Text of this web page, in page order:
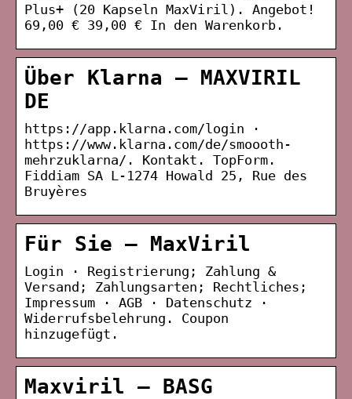
Plus+ (20 Kapseln MaxViril). Angebot!
69,00 € 39,00 € In den Warenkorb.
Über Klarna – MAXVIRIL
DE
https://app.klarna.com/login ·
https://www.klarna.com/de/smoooth-
mehrzuklarna/. Kontakt. TopForm.
Fiddiam SA L-1274 Howald 25, Rue des
Bruyères
Für Sie – MaxViril
Login · Registrierung; Zahlung &
Versand; Zahlungsarten; Rechtliches;
Impressum · AGB · Datenschutz ·
Widerrufsbelehrung. Coupon
hinzugefügt.
Maxviril – BASG